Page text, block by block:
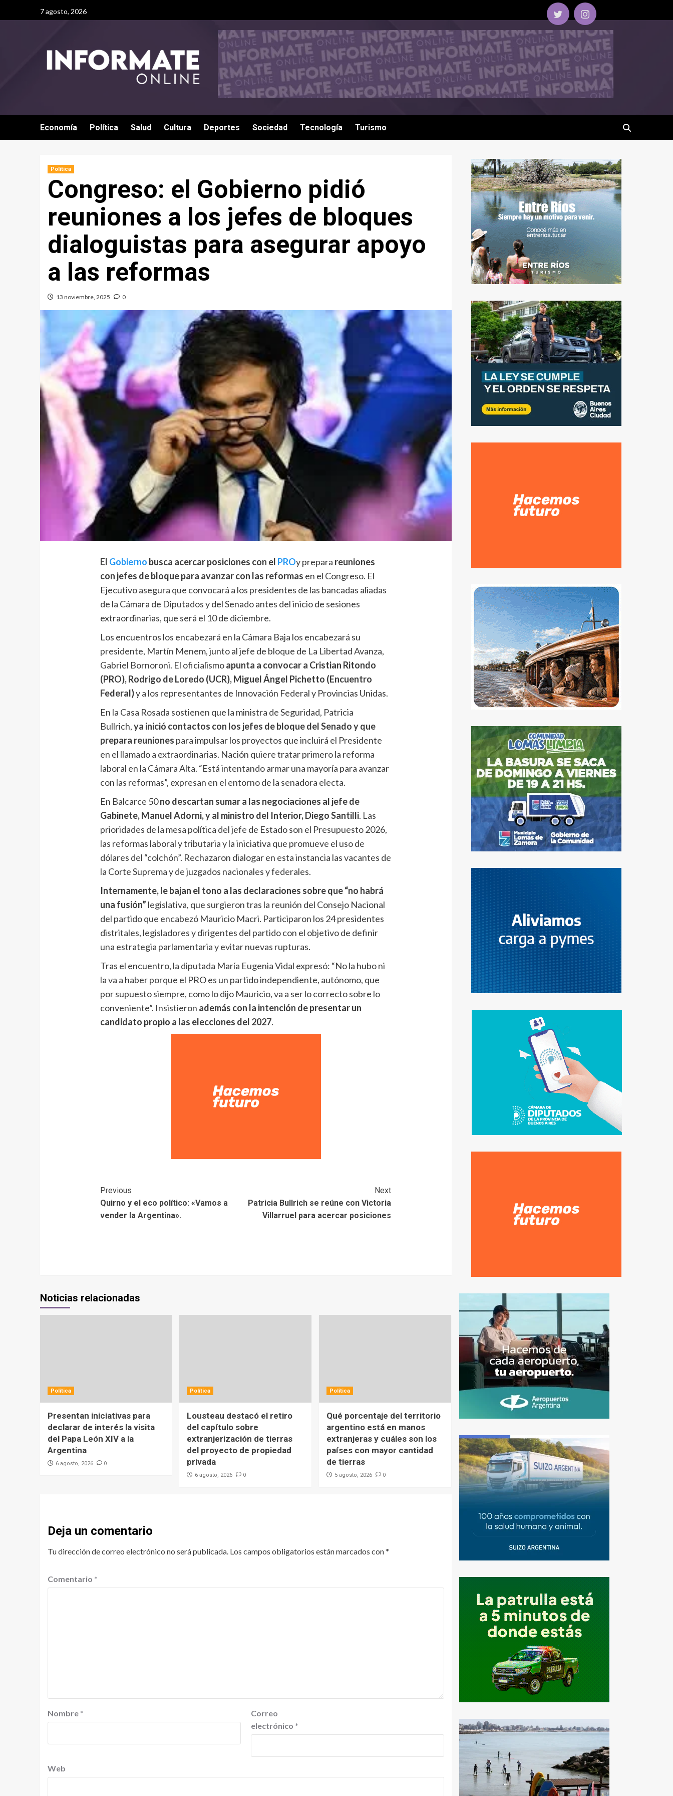
7 agosto, 2026
Economía Política Salud Cultura Deportes Sociedad Tecnología Turismo
Política
Congreso: el Gobierno pidió
reuniones a los jefes de bloques
dialoguistas para asegurar apoyo
a las reformas
13 noviembre, 2025 0
El Gobierno busca acercar posiciones con el PROy prepara reuniones
con jefes de bloque para avanzar con las reformas en el Congreso. El
Ejecutivo asegura que convocará a los presidentes de las bancadas aliadas
de la Cámara de Diputados y del Senado antes del inicio de sesiones
extraordinarias, que será el 10 de diciembre.
Los encuentros los encabezará en la Cámara Baja los encabezará su
presidente, Martín Menem, junto al jefe de bloque de La Libertad Avanza,
Gabriel Bornoroni. El oficialismoapunta a convocar a Cristian Ritondo
(PRO), Rodrigo de Loredo (UCR), Miguel Ángel Pichetto (Encuentro
Federal)y a los representantes de Innovación Federal y Provincias Unidas.
En la Casa Rosada sostienen que la ministra de Seguridad, Patricia
Bullrich,ya inició contactos con los jefes de bloque del Senado y que
prepara reuniones para impulsar los proyectos que incluirá el Presidente
en el llamado a extraordinarias. Nación quiere tratar primero la reforma
laboral en la Cámara Alta. “Está intentando armar una mayoría para avanzar
con las reformas”, expresan en el entorno de la senadora electa.
En Balcarce 50no descartan sumar a las negociaciones al jefe de
Gabinete, Manuel Adorni, y al ministro del Interior, Diego Santilli. Las
prioridades de la mesa política del jefe de Estado son el Presupuesto 2026,
las reformas laboral y tributaria y la iniciativa que promueve el uso de
dólares del “colchón”. Rechazaron dialogar en esta instancia las vacantes de
la Corte Suprema y de juzgados nacionales y federales.
Internamente, le bajan el tono a las declaraciones sobre que “no habrá
una fusión” legislativa, que surgieron tras la reunión del Consejo Nacional
del partido que encabezó Mauricio Macri. Participaron los 24 presidentes
distritales, legisladores y dirigentes del partido con el objetivo de definir
una estrategia parlamentaria y evitar nuevas rupturas.
Tras el encuentro, la diputada María Eugenia Vidal expresó: “No la hubo ni
la va a haber porque el PRO es un partido independiente, autónomo, que
por supuesto siempre, como lo dijo Mauricio, va a ser lo correcto sobre lo
conveniente”. Insistieron además con la intención de presentar un
candidato propio a las elecciones del 2027.
Previous
Quirno y el eco político: «Vamos a
vender la Argentina».
Next
Patricia Bullrich se reúne con Victoria
Villarruel para acercar posiciones
Noticias relacionadas
Política
Presentan iniciativas para
declarar de interés la visita
del Papa León XIV a la
Argentina
6 agosto, 2026 0
Política
Lousteau destacó el retiro
del capítulo sobre
extranjerización de tierras
del proyecto de propiedad
privada
6 agosto, 2026 0
Política
Qué porcentaje del territorio
argentino está en manos
extranjeras y cuáles son los
países con mayor cantidad
de tierras
5 agosto, 2026 0
Deja un comentario
Tu dirección de correo electrónico no será publicada. Los campos obligatorios están marcados con*
Comentario *
Nombre *
Correo
electrónico *
Web